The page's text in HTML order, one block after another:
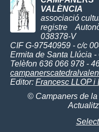
VALÈNCIA
associació
registre
038378-V
CIF G-97540959 - c/c
Ermita de Santa Llúcia
Telèfon 636 066 978 -
Editor: Francesc LLOP i
© Campaners de